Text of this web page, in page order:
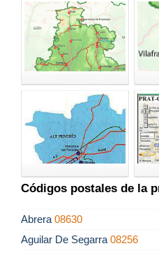
Códigos postales de la
Abrera 08630
Aguilar De Segarra 08256